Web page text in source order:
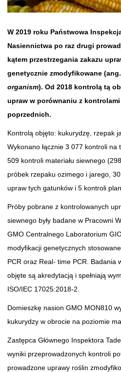
W 2019 roku Państwowa
Nasiennictwa po raz drugi
kątem przestrzegania zakazu
genetycznie zmodyfikowane (ang.
organism). Od 2018 kontrolą tą
upraw w porównaniu z
poprzednich.
Kontrolą objęto: kukurydzę, rzepak
Wykonano łącznie 3 077 kontroli na
509 kontroli materiału siewnego
próbek rzepaku ozimego i jarego,
upraw tych gatunków i 5 kontroli
Próby pobrane z kontrolowanych
siewnego były badane w Pracowni
GMO Centralnego Laboratorium
modyfikacji genetycznych
PCR oraz Real- time PCR. Badania
objęte są akredytacją i spełniają
ISO/IEC 17025:2018-2.
Domieszkę nasion GMO MON810
kukurydzy w obrocie na poziomie
Zastępca Głównego Inspektora
wyniki przeprowadzonych kontroli
prowadzone uprawy roślin